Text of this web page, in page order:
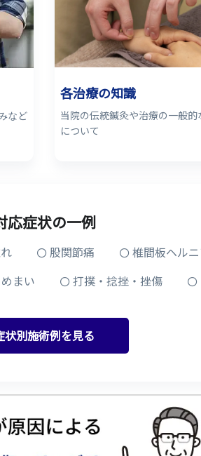
など
各治療の知識
当院の伝統鍼灸や治療の一般的
について
応症状の一例
股関節痛
椎間板ヘル
まい 打撲・捻挫・挫傷
状別施術例を見る